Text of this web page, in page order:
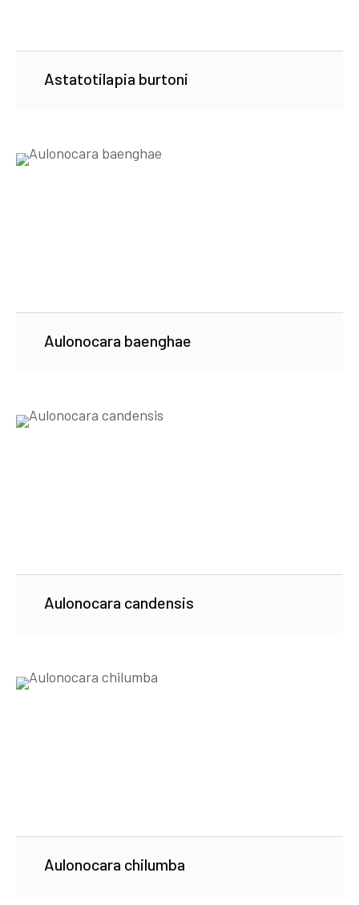
Astatotilapia burtoni
Aulonocara baenghae
Aulonocara candensis
Aulonocara chilumba